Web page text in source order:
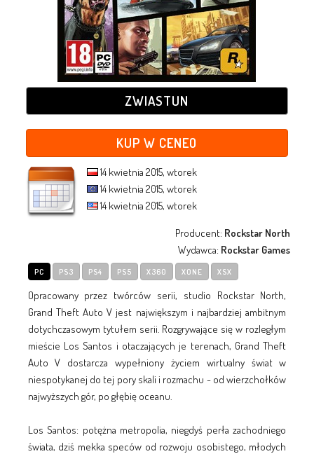
ZWIASTUN
KUP W CENEO
14 kwietnia 2015, wtorek
14 kwietnia 2015, wtorek
14 kwietnia 2015, wtorek
Producent: Rockstar North
Wydawca: Rockstar Games
PC PS3 PS4 PS5 X360 XONE XSX
Opracowany przez twórców serii, studio Rockstar North,
Grand Theft Auto V jest największym i najbardziej ambitnym
dotychczasowym tytułem serii. Rozgrywające się w rozległym
mieście Los Santos i otaczających je terenach, Grand Theft
Auto V dostarcza wypełniony życiem wirtualny świat w
niespotykanej do tej pory skali i rozmachu - od wierzchołków
najwyższych gór, po głębię oceanu.
Los Santos: potężna metropolia, niegdyś perła zachodniego
świata, dziś mekka speców od rozwoju osobistego, młodych